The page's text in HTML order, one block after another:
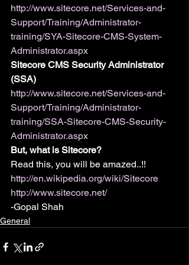
http://www.sitecore.net/Services-and-
Support/Training/Administrator-
training/SYA-Sitecore-CMS-System-
Administrator.aspx
Sitecore CMS Security Administrator
(SSA)
http://www.sitecore.net/Services-and-
Support/Training/Administrator-
training/SSA-Sitecore-CMS-Security-
Administrator.aspx
But, what is Sitecore?
Read this, you will be amazed..!!
http://en.wikipedia.org/wiki/Sitecore
http://www.sitecore.net/
-Gopal Shah
General